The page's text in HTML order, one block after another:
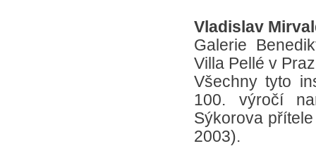
Vladislav
Galerie
Villa Pellé v
Všechny tyto
100. výročí
Sýkorova
2003).